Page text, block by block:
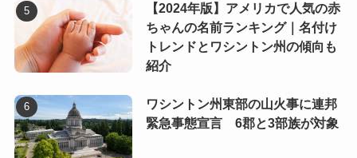
【2024年版】アメリカで人気の赤
ちゃんの名前ランキング｜名付け
トレンドとワシントン州の傾向も
紹介
ワシントン州東部の山火事に連邦
緊急事態宣言 6郡と3部族が対象